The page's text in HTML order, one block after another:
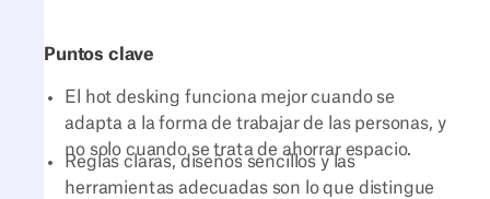
Puntos clave
El hot desking funciona mejor cuando se
adapta a la forma de trabajar de las personas, y
no solo cuando se trata de ahorrar espacio.
Reglas claras, diseños sencillos y las
herramientas adecuadas son lo que distingue